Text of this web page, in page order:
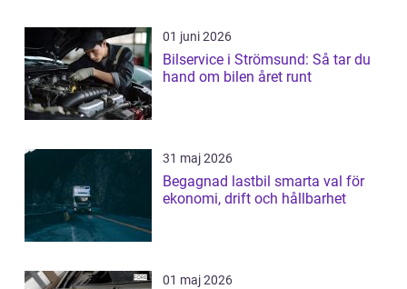
01 juni 2026
Bilservice i Strömsund: Så tar du
hand om bilen året runt
31 maj 2026
Begagnad lastbil smarta val för
ekonomi, drift och hållbarhet
01 maj 2026